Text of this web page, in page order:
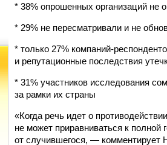
* 38% опрошенных организаций не
* 29% не пересматривали и не
* только 27% компаний-
и репутационные последствия
* 31% участников исследования
за рамки их страны
«Когда речь идет о
не может приравниваться к полной
от случившегося, — комментирует